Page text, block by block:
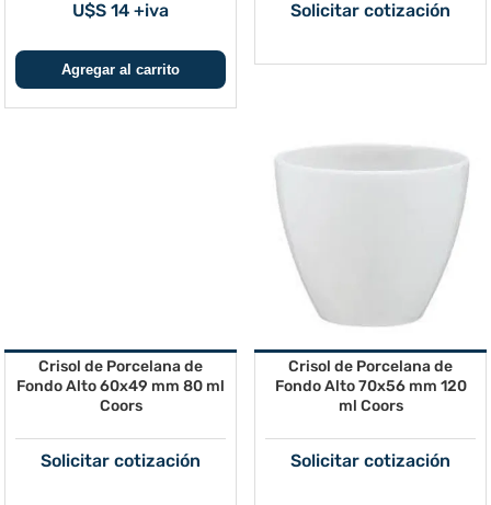
U$S 14 +iva Solicitar cotización
Crisol de Porcelana de
Fondo Alto 60x49 mm 80 ml
Coors
Solicitar cotización
Crisol de Porcelana de
Fondo Alto 70x56 mm 120
ml Coors
Solicitar cotización